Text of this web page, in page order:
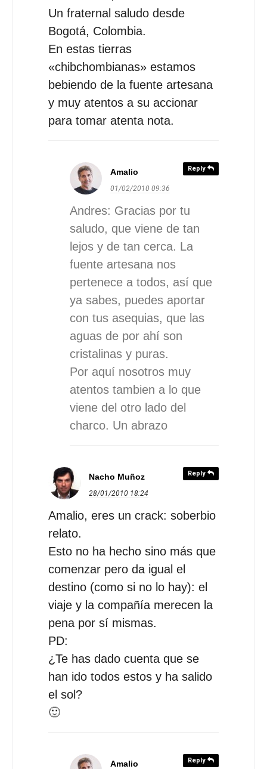
Un fraternal saludo desde
Bogotá, Colombia.
En estas tierras
«chibchombianas» estamos
bebiendo de la fuente artesana
y muy atentos a su accionar
para tomar atenta nota.
Reply
Amalio
01/02/2010 09:36
Andres: Gracias por tu
saludo, que viene de tan
lejos y de tan cerca. La
fuente artesana nos
pertenece a todos, así que
ya sabes, puedes aportar
con tus asequias, que las
aguas de por ahí son
cristalinas y puras.
Por aquí nosotros muy
atentos tambien a lo que
viene del otro lado del
charco. Un abrazo
Reply
Nacho Muñoz
28/01/2010 18:24
Amalio, eres un crack: soberbio
relato.
Esto no ha hecho sino más que
comenzar pero da igual el
destino (como si no lo hay): el
viaje y la compañía merecen la
pena por sí mismas.
PD:
¿Te has dado cuenta que se
han ido todos estos y ha salido
el sol?
🙂
Reply
Amalio